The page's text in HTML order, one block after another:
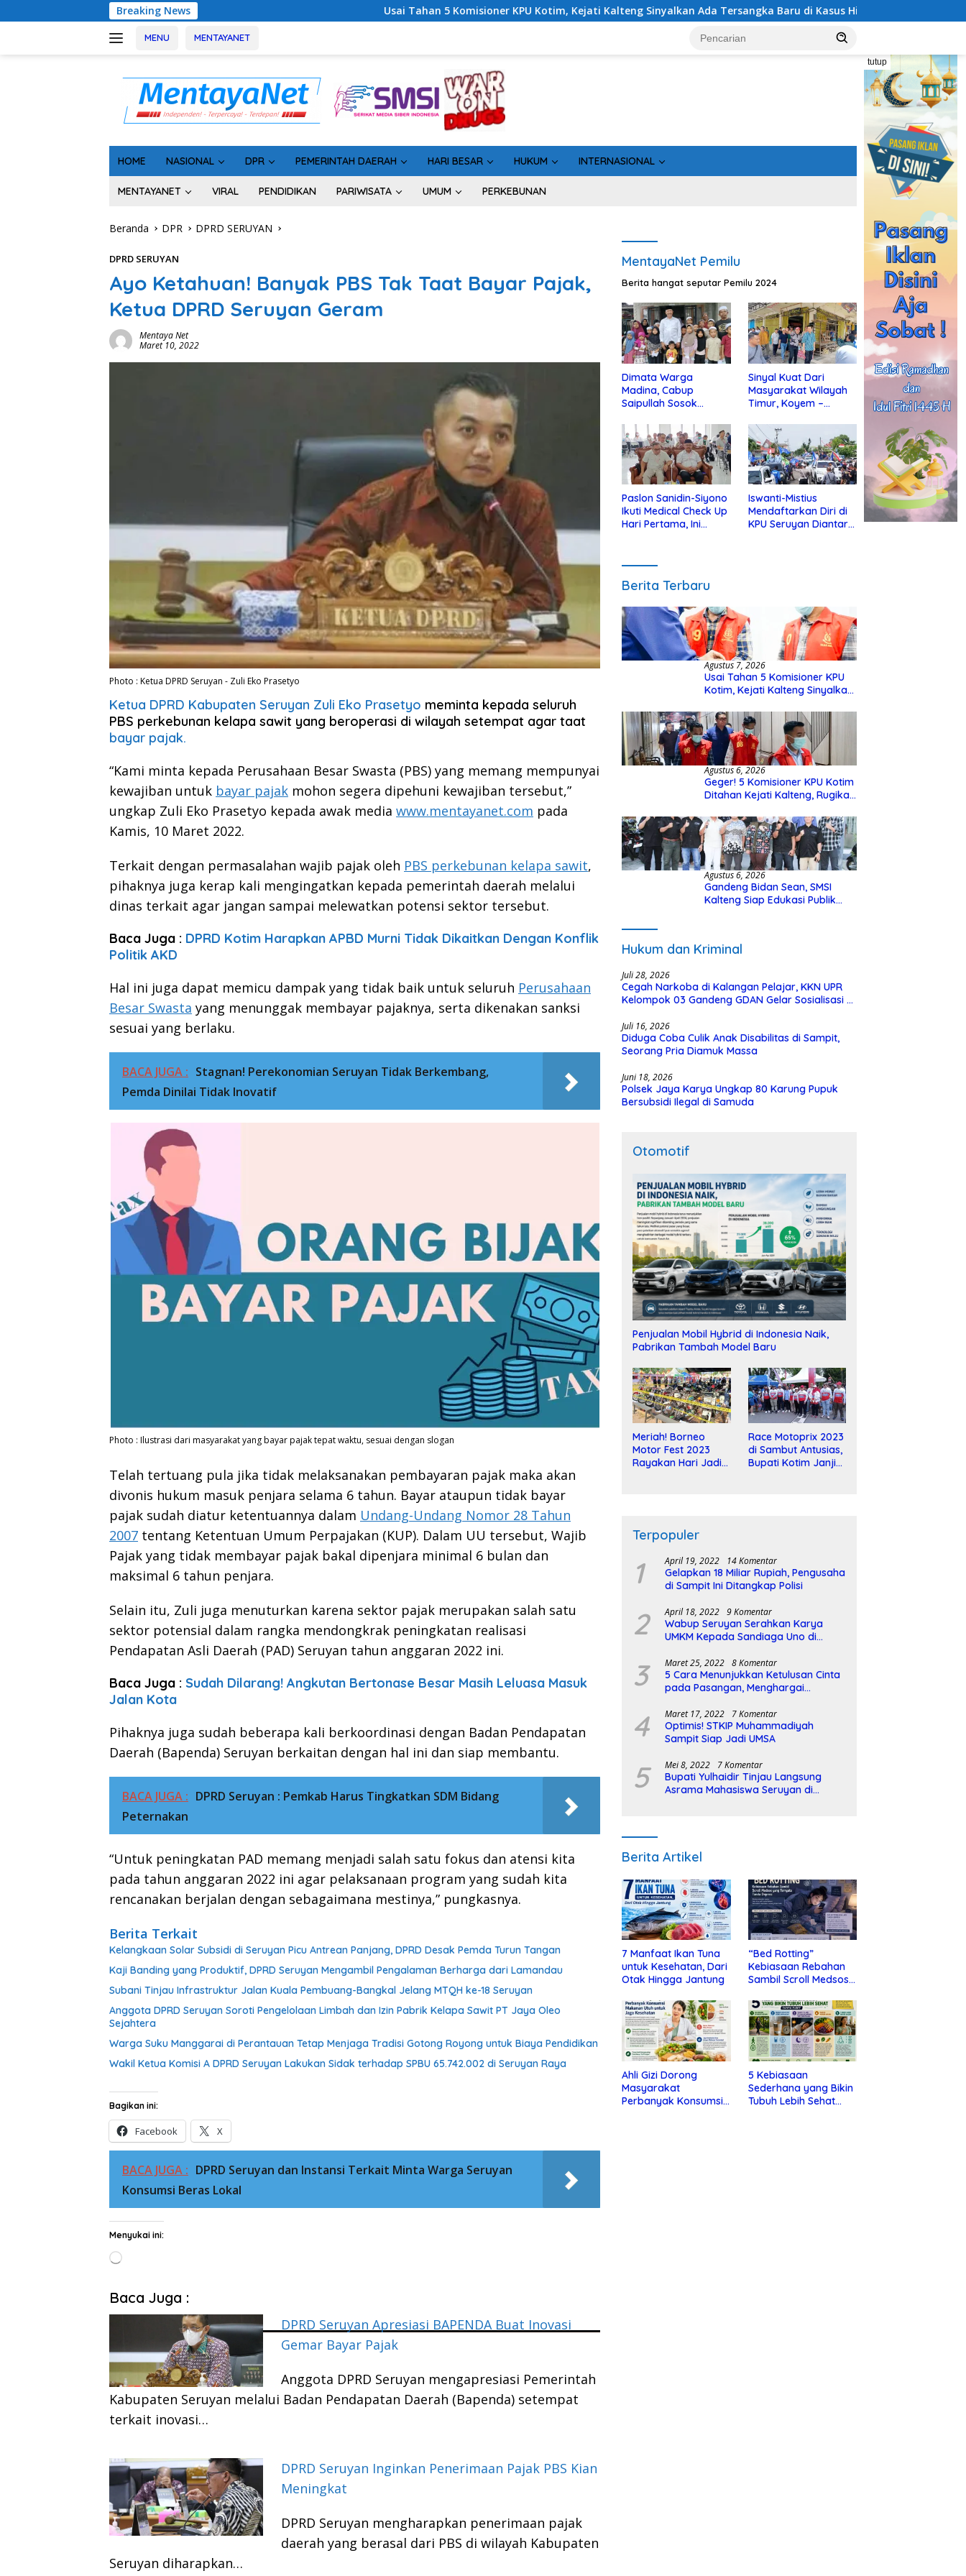
ke
Breaking News Usai Tahan 5 Komisioner KPU Kotim, Kejati Kalteng Sinyalkan Ada Tersangka Baru di Kasus Hibah Rp40 Miliar Geger! 5 Komisioner
MENU MENTAYANET
tutup
HOME NASIONAL DPR PEMERINTAH DAERAH HARI BESAR HUKUM INTERNASIONAL
MENTAYANET VIRAL PENDIDIKAN PARIWISATA UMUM PERKEBUNAN
Beranda DPR DPRD SERUYAN
DPRD SERUYAN
Ayo Ketahuan! Banyak PBS Tak Taat Bayar Pajak,
Ketua DPRD Seruyan Geram
Mentaya Net
Maret 10, 2022
Photo : Ketua DPRD Seruyan - Zuli Eko Prasetyo
Ketua DPRD Kabupaten Seruyan Zuli Eko Prasetyo meminta kepada seluruh
PBS perkebunan kelapa sawit yang beroperasi di wilayah setempat agar taat
bayar pajak.
“Kami minta kepada Perusahaan Besar Swasta (PBS) yang memang mempunyai
kewajiban untuk bayar pajak mohon segera dipehuni kewajiban tersebut,”
ungkap Zuli Eko Prasetyo kepada awak media www.mentayanet.com pada
Kamis, 10 Maret 2022.
Terkait dengan permasalahan wajib pajak oleh PBS perkebunan kelapa sawit,
pihaknya juga kerap kali mengingatkan kepada pemerintah daerah melalui
dinas terkait agar jangan sampai melewatkan potensi sektor tersebut.
Baca Juga : DPRD Kotim Harapkan APBD Murni Tidak Dikaitkan Dengan Konflik
Politik AKD
Hal ini juga dapat memicu dampak yang tidak baik untuk seluruh Perusahaan
Besar Swasta yang menunggak membayar pajaknya, serta dikenakan sanksi
sesuai yang berlaku.
BACA JUGA : Stagnan! Perekonomian Seruyan Tidak Berkembang,
Pemda Dinilai Tidak Inovatif
Photo : Ilustrasi dari masyarakat yang bayar pajak tepat waktu, sesuai dengan slogan
Telah tertuang pula jika tidak melaksanakan pembayaran pajak maka akan
divonis hukum masuk penjara selama 6 tahun. Bayar ataupun tidak bayar
pajak sudah diatur ketentuannya dalam Undang-Undang Nomor 28 Tahun
2007 tentang Ketentuan Umum Perpajakan (KUP). Dalam UU tersebut, Wajib
Pajak yang tidak membayar pajak bakal dipenjara minimal 6 bulan dan
maksimal 6 tahun penjara.
Selain itu, Zuli juga menuturkan karena sektor pajak merupakan salah satu
sektor potensial dalam rangka mendongkrak peningkatan realisasi
Pendapatan Asli Daerah (PAD) Seruyan tahun anggaran 2022 ini.
Baca Juga : Sudah Dilarang! Angkutan Bertonase Besar Masih Leluasa Masuk
Jalan Kota
Pihaknya juga sudah beberapa kali berkoordinasi dengan Badan Pendapatan
Daerah (Bapenda) Seruyan berkaitan dengan hal ini dan siap membantu.
BACA JUGA : DPRD Seruyan : Pemkab Harus Tingkatkan SDM Bidang
Peternakan
“Untuk peningkatan PAD memang menjadi salah satu fokus dan atensi kita
pada tahun anggaran 2022 ini agar pelaksanaan program yang sudah kita
rencanakan berjalan dengan sebagaimana mestinya,” pungkasnya.
Berita Terkait
Kelangkaan Solar Subsidi di Seruyan Picu Antrean Panjang, DPRD Desak Pemda Turun Tangan
Kaji Banding yang Produktif, DPRD Seruyan Mengambil Pengalaman Berharga dari Lamandau
Subani Tinjau Infrastruktur Jalan Kuala Pembuang-Bangkal Jelang MTQH ke-18 Seruyan
Anggota DPRD Seruyan Soroti Pengelolaan Limbah dan Izin Pabrik Kelapa Sawit PT Jaya Oleo
Sejahtera
Warga Suku Manggarai di Perantauan Tetap Menjaga Tradisi Gotong Royong untuk Biaya Pendidikan
Wakil Ketua Komisi A DPRD Seruyan Lakukan Sidak terhadap SPBU 65.742.002 di Seruyan Raya
Bagikan ini:
Facebook X
BACA JUGA : DPRD Seruyan dan Instansi Terkait Minta Warga Seruyan
Konsumsi Beras Lokal
Menyukai ini:
Memuat...
Baca Juga :
DPRD Seruyan Apresiasi BAPENDA Buat Inovasi
Gemar Bayar Pajak
Anggota DPRD Seruyan mengapresiasi Pemerintah
Kabupaten Seruyan melalui Badan Pendapatan Daerah (Bapenda) setempat
terkait inovasi…
DPRD Seruyan Inginkan Penerimaan Pajak PBS Kian
Meningkat
DPRD Seruyan mengharapkan penerimaan pajak
daerah yang berasal dari PBS di wilayah Kabupaten
Seruyan diharapkan…
MentayaNet Pemilu
Berita hangat seputar Pemilu 2024
Dimata Warga
Madina, Cabup
Saipullah Sosok
Anak Yatim
Sinyal Kuat Dari
Masyarakat Wilayah
Timur, Koyem –
di Kotim
Paslon Sanidin-Siyono
Ikuti Medical Check Up
Hari Pertama, Ini
Iswanti-Mistius
Mendaftarkan Diri di
KPU Seruyan Diantar
Berita Terbaru
Agustus 7, 2026
Usai Tahan 5 Komisioner KPU
Kotim, Kejati Kalteng Sinyalkan
Hibah Rp40 Miliar
Agustus 6, 2026
Geger! 5 Komisioner KPU Kotim
Ditahan Kejati Kalteng, Rugikan
Hibah Rp40 Miliar
Agustus 6, 2026
Gandeng Bidan Sean, SMSI
Kalteng Siap Edukasi Publik
Hukum dan Kriminal
Juli 28, 2026
Cegah Narkoba di Kalangan Pelajar, KKN UPR
Kelompok 03 Gandeng GDAN Gelar Sosialisasi di
Juli 16, 2026
Diduga Coba Culik Anak Disabilitas di Sampit,
Seorang Pria Diamuk Massa
Juni 18, 2026
Polsek Jaya Karya Ungkap 80 Karung Pupuk
Bersubsidi Ilegal di Samuda
Otomotif
Penjualan Mobil Hybrid di Indonesia Naik,
Pabrikan Tambah Model Baru
Meriah! Borneo
Motor Fest 2023
Rayakan Hari Jadi
Race Motoprix 2023
di Sambut Antusias,
Bupati Kotim Janji
Terpopuler
1 April 19, 2022 14 Komentar
Gelapkan 18 Miliar Rupiah, Pengusaha
di Sampit Ini Ditangkap Polisi
2 April 18, 2022 9 Komentar
Wabup Seruyan Serahkan Karya
UMKM Kepada Sandiaga Uno di
3 Maret 25, 2022 8 Komentar
5 Cara Menunjukkan Ketulusan Cinta
pada Pasangan, Menghargai
4 Maret 17, 2022 7 Komentar
Optimis! STKIP Muhammadiyah
Sampit Siap Jadi UMSA
5 Mei 8, 2022 7 Komentar
Bupati Yulhaidir Tinjau Langsung
Asrama Mahasiswa Seruyan di
Berita Artikel
7 Manfaat Ikan Tuna
untuk Kesehatan, Dari
Otak Hingga Jantung
“Bed Rotting”
Kebiasaan Rebahan
Sambil Scroll Medsos
Depresi
Ahli Gizi Dorong
Masyarakat
Perbanyak Konsumsi
5 Kebiasaan
Sederhana yang Bikin
Tubuh Lebih Sehat